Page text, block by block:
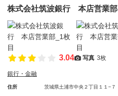
株式会社筑波銀行 本店営業部
3.04 写真 3枚
銀行・金融
住所 茨城県土浦市中央２丁目１１−７